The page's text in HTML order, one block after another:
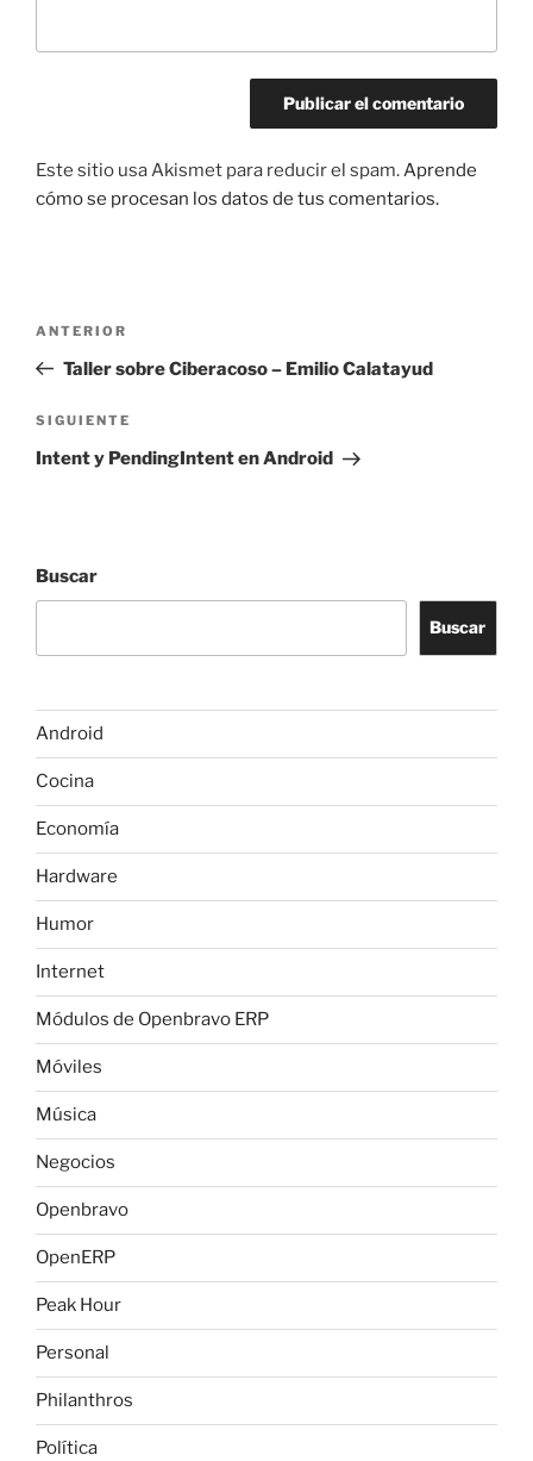
Este sitio usa Akismet para reducir el spam.Aprende
cómo se procesan los datos de tus comentarios.
entradas
Entrada
anterior:
ANTERIOR
Taller sobre Ciberacoso – Emilio Calatayud
Siguiente
entrada
SIGUIENTE
Intent y PendingIntent en Android
Buscar
Buscar
Android
Cocina
Economía
Hardware
Humor
Internet
Módulos de Openbravo ERP
Móviles
Música
Negocios
Openbravo
OpenERP
Peak Hour
Personal
Philanthros
Política